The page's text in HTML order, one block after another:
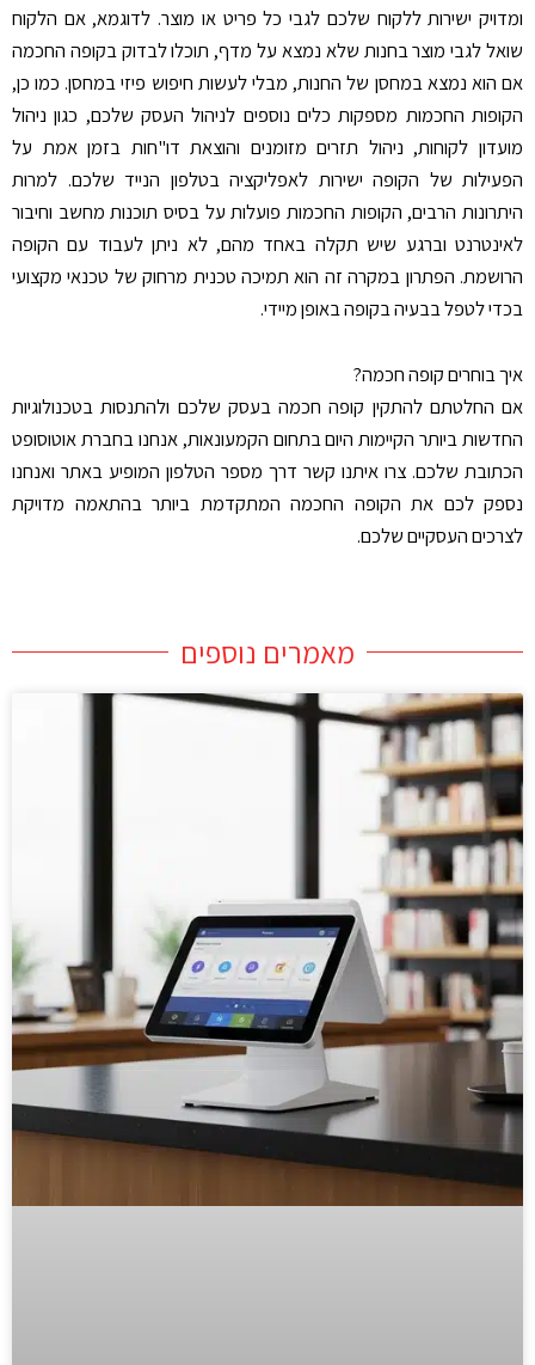
ומדויק ישירות ללקוח שלכם לגבי כל פריט או מוצר. לדוגמא, אם הלקוח
שואל לגבי מוצר בחנות שלא נמצא על מדף, תוכלו לבדוק בקופה החכמה
אם הוא נמצא במחסן של החנות, מבלי לעשות חיפוש פיזי במחסן. כמו כן,
הקופות החכמות מספקות כלים נוספים לניהול העסק שלכם, כגון ניהול
מועדון לקוחות, ניהול תזרים מזומנים והוצאת דו"חות בזמן אמת על
הפעילות של הקופה ישירות לאפליקציה בטלפון הנייד שלכם. למרות
היתרונות הרבים, הקופות החכמות פועלות על בסיס תוכנות מחשב וחיבור
לאינטרנט וברגע שיש תקלה באחד מהם, לא ניתן לעבוד עם הקופה
הרושמת. הפתרון במקרה זה הוא תמיכה טכנית מרחוק של טכנאי מקצועי
בכדי לטפל בבעיה בקופה באופן מיידי.
איך בוחרים קופה חכמה?
אם החלטתם להתקין קופה חכמה בעסק שלכם ולהתנסות בטכנולוגיות
החדשות ביותר הקיימות היום בתחום הקמעונאות, אנחנו בחברת אוטוסופט
הכתובת שלכם. צרו איתנו קשר דרך מספר הטלפון המופיע באתר ואנחנו
נספק לכם את הקופה החכמה המתקדמת ביותר בהתאמה מדויקת
לצרכים העסקיים שלכם.
מאמרים נוספים